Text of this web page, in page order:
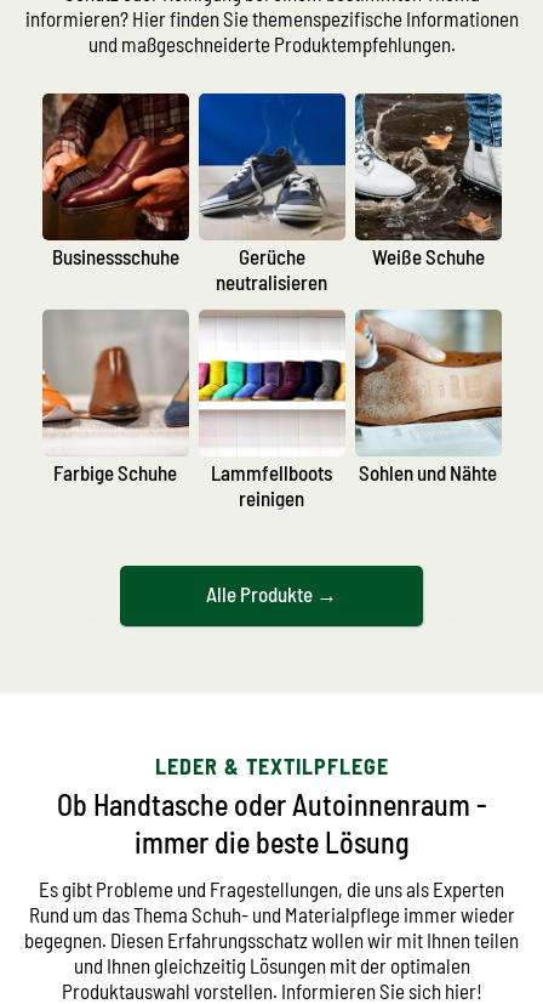
informieren? Hier finden Sie themenspezifische Informationen
und maßgeschneiderte Produktempfehlungen.
Businessschuhe
Gerüche
neutralisieren
Weiße Schuhe
Farbige Schuhe
Lammfellboots
reinigen
Sohlen und Nähte
Alle Produkte →
LEDER & TEXTILPFLEGE
Ob Handtasche oder Autoinnenraum -
immer die beste Lösung
Es gibt Probleme und Fragestellungen, die uns als Experten
Rund um das Thema Schuh- und Materialpflege immer wieder
begegnen. Diesen Erfahrungsschatz wollen wir mit Ihnen teilen
und Ihnen gleichzeitig Lösungen mit der optimalen
Produktauswahl vorstellen. Informieren Sie sich hier!